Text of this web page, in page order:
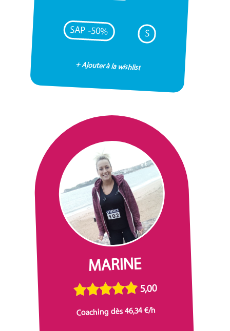
SAP -50% S
+ Ajouter à la wishlist
MARINE
5,00
Coaching dès 46,34 €/h